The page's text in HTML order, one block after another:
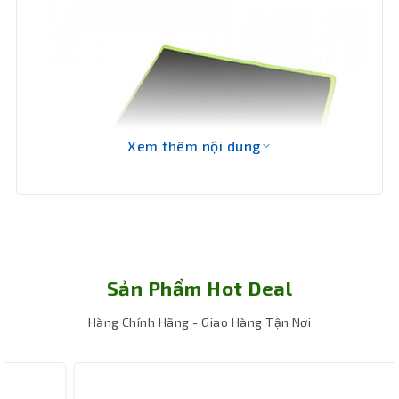
Xem thêm nội dung
Sản Phẩm Hot Deal
Hàng Chính Hãng - Giao Hàng Tận Nơi